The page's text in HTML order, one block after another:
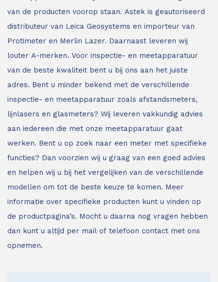
van de producten voorop staan. Astek is geautoriseerd
distributeur van Leica Geosystems en importeur van
Protimeter en Merlin Lazer. Daarnaast leveren wij
louter A-merken. Voor inspectie- en meetapparatuur
van de beste kwaliteit bent u bij ons aan het juiste
adres. Bent u minder bekend met de verschillende
inspectie- en meetapparatuur zoals afstandsmeters,
lijnlasers en glasmeters? Wij leveren vakkundig advies
aan iedereen die met onze meetapparatuur gaat
werken. Bent u op zoek naar een meter met specifieke
functies? Dan voorzien wij u graag van een goed advies
en helpen wij u bij het vergelijken van de verschillende
modellen om tot de beste keuze te komen. Meer
informatie over specifieke producten kunt u vinden op
de productpagina’s. Mocht u daarna nog vragen hebben
dan kunt u altijd per mail of telefoon contact met ons
opnemen.